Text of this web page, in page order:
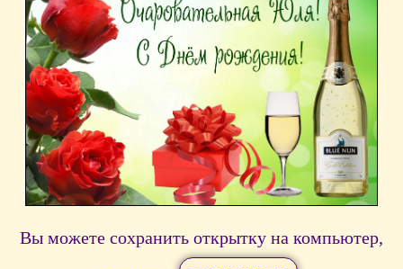
Вы можете сохранить открытку на компьютер,